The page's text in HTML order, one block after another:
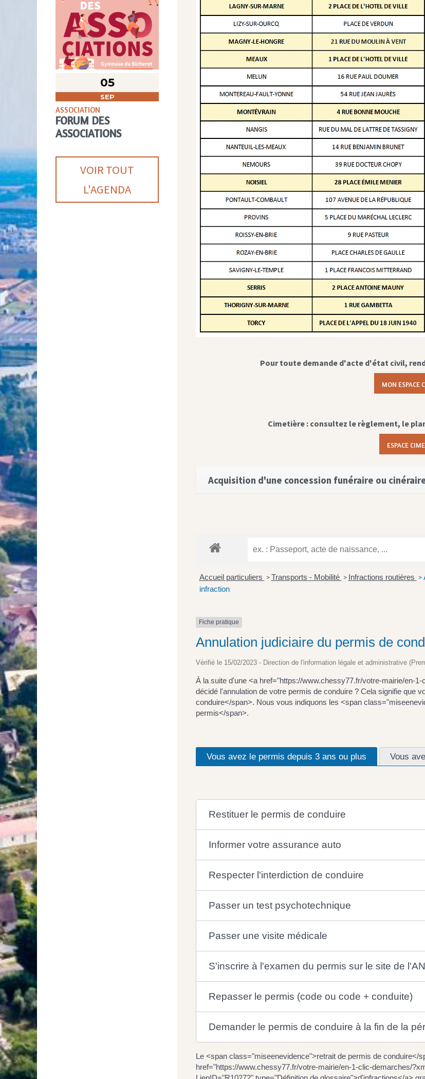
05
SEP
ASSOCIATION
FORUM DES
ASSOCIATIONS
VOIR TOUT
L'AGENDA
Pour toute demande d'acte d'état civil,
MON ESPACE
Cimetière : consultez le règlement, le
ESPACE
Acquisition d'une concession funéraire ou
Accueil particuliers > Transports - Mobilité > Infractions routières >
infraction
Fiche pratique
Annulation judiciaire du permis de
Vérifié le 15/02/2023 - Direction de l'information légale et administrative
À la suite d'une <a href="https://www.chessy77.fr/votre-mairie/en-
décidé l'annulation de votre permis de conduire ? Cela signifie que
conduire</span>. Nous vous indiquons les <span
permis</span>.
Vous avez le permis depuis 3 ans ou plus Vous
Restituer le permis de conduire
Informer votre assurance auto
Respecter l'interdiction de conduire
Passer un test psychotechnique
Passer une visite médicale
S'inscrire à l'examen du permis sur le site de
Repasser le permis (code ou code + conduite)
Demander le permis de conduire à la fin de la
Le <span class="miseenevidence">retrait de permis de conduire</
href="https://www.chessy77.fr/votre-mairie/en-1-clic-demarches/